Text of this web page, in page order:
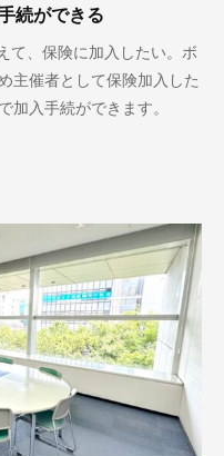
続ができる
て、保険に加入したい。ボ
主催者として保険加入した
加入手続ができます。